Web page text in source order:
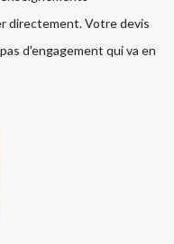
directement. Votre devis
d'engagement qui va en